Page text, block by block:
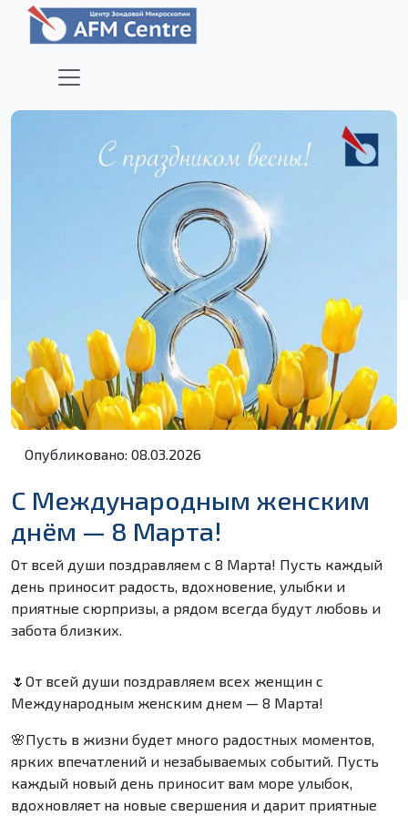
Опубликовано: 08.03.2026
С Международным женским
днём — 8 Марта!
От всей души поздравляем с 8 Марта! Пусть каждый
день приносит радость, вдохновение, улыбки и
приятные сюрпризы, а рядом всегда будут любовь и
забота близких.
🌷От всей души поздравляем всех женщин с
Международным женским днем — 8 Марта!
🌸Пусть в жизни будет много радостных моментов,
ярких впечатлений и незабываемых событий. Пусть
каждый новый день приносит вам море улыбок,
вдохновляет на новые свершения и дарит приятные